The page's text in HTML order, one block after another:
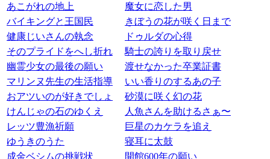
あこがれの地上
魔女に恋した男
バイキングと王国民
きぼうの花が咲く日まで
健康じいさんの執念
ドゥルダの心得
そのプライドをへし折れ
騎士の誇りを取り戻せ
幽霊少女の最後の願い
渡せなかった卒業証書
マリンヌ先生の生活指導
いい香りのするあの子
おアツいのが好きでしょ
砂漠に咲く幻の花
けんじゃの石のゆくえ
人魚さんを助けるさぁ〜
レッツ豊漁祈願
巨星のカケラを追え
ゆうきのうた
寝耳に太鼓
成金ベシムの挑戦状
開館600年の願い